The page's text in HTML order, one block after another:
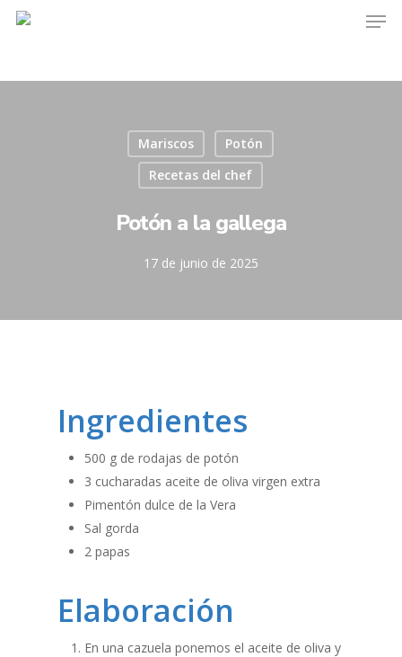
Mariscos
Potón
Recetas del chef
Potón a la gallega
17 de junio de 2025
Ingredientes
500 g de rodajas de potón
3 cucharadas aceite de oliva virgen extra
Pimentón dulce de la Vera
Sal gorda
2 papas
Elaboración
En una cazuela ponemos el aceite de oliva y